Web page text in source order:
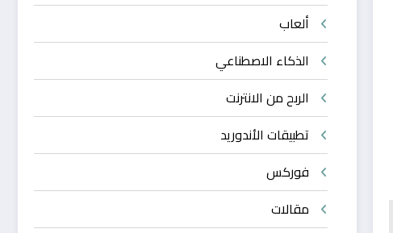
ألعاب
الذكاء الاصطناعي
الربح من الانترنت
تطبيقات الأندوريد
فوركس
مقالات